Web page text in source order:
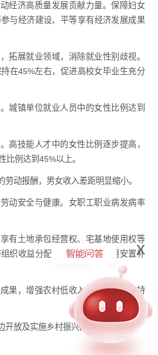
济高质量发展贡献力量。保障妇女
与经济建设、平等享有经济发展成果
展就业领域，消除就业性别歧视。
在45%左右，促进高校女毕业生充分
镇单位就业人员中的女性比例达到
技能人才中的女性比例逐步提高，
比例达到45%以上。
动报酬，男女收入差距明显缩小。
安全与健康。女职工职业病发病率
土地承包经营权、宅基地使用权等
织收益分配、土地征收或征用安置补
，增强农村低收入妇女群体的可持
放及实施乡村振兴战略中的作用。
x